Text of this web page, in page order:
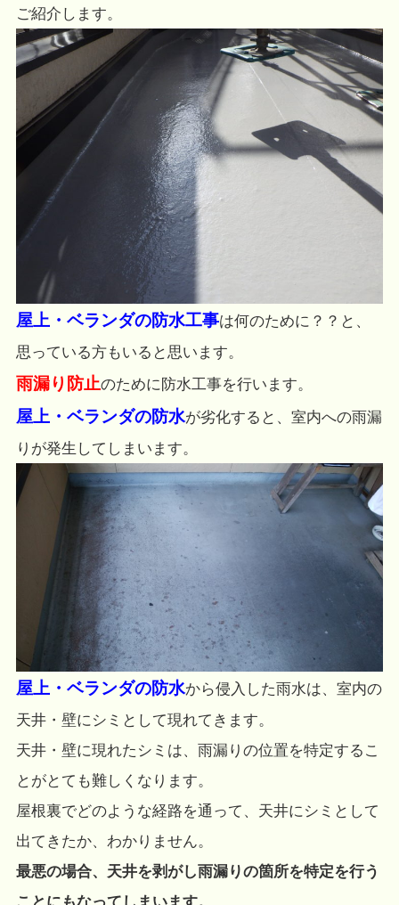
ご紹介します。
屋上・ベランダの防水工事は何のために？？と、
思っている方もいると思います。
雨漏り防止のために防水工事を行います。
屋上・ベランダの防水が劣化すると、室内への雨漏
りが発生してしまいます。
屋上・ベランダの防水から侵入した雨水は、室内の
天井・壁にシミとして現れてきます。
天井・壁に現れたシミは、雨漏りの位置を特定するこ
とがとても難しくなります。
屋根裏でどのような経路を通って、天井にシミとして
出てきたか、わかりません。
最悪の場合、天井を剥がし雨漏りの箇所を特定を行う